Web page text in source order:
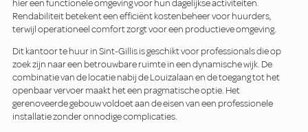
hier een functionele omgeving voor hun dagelijkse activiteiten.
Rendabiliteit betekent een efficiënt kostenbeheer voor huurders,
terwijl operationeel comfort zorgt voor een productieve omgeving.
Dit kantoor te huur in Sint-Gillis is geschikt voor professionals die op
zoek zijn naar een betrouwbare ruimte in een dynamische wijk. De
combinatie van de locatie nabij de Louizalaan en de toegang tot het
openbaar vervoer maakt het een pragmatische optie. Het
gerenoveerde gebouw voldoet aan de eisen van een professionele
installatie zonder onnodige complicaties.